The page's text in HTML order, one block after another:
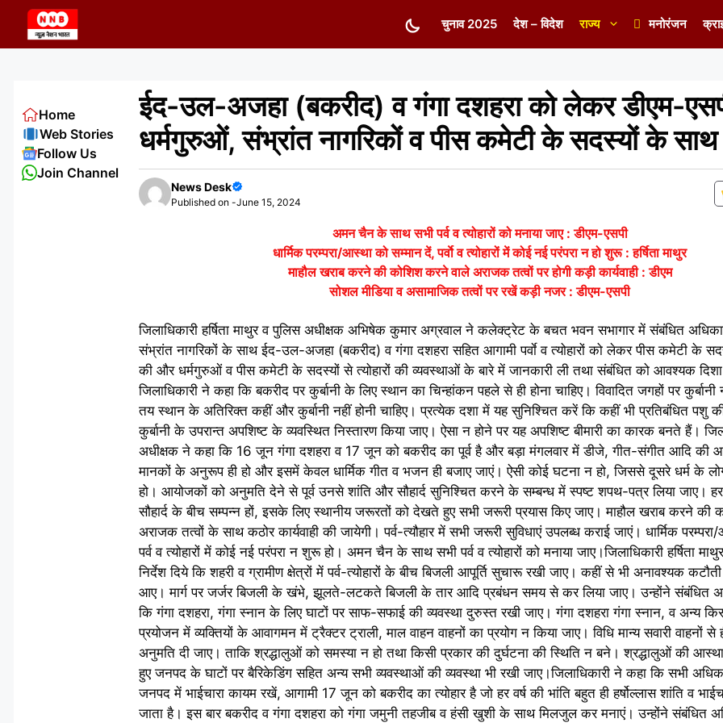
content
चुनाव 2025 देश – विदेश राज्य मनोरंजन
ईद-उल-अजहा (बकरीद) व गंगा दशहरा को लेकर डीएम-
धर्मगुरुओं, संभ्रांत नागरिकों व पीस कमेटी के सदस्यों के
News Desk
Published on -June 15, 2024
अमन चैन के साथ सभी पर्व व त्योहारों को मनाया जाए : डीएम-एसपी
धार्मिक परम्परा/आस्था को सम्मान दें, पर्वाे व त्योहारों में कोई नई परंपरा न हो शुरू : हर्षिता माथुर
माहौल खराब करने की कोशिश करने वाले अराजक तत्वों पर होगी कड़ी कार्यवाही : डीएम
सोशल मीडिया व असामाजिक तत्वों पर रखें कड़ी नजर : डीएम-एसपी
जिलाधिकारी हर्षिता माथुर व पुलिस अधीक्षक अभिषेक कुमार अग्रवाल ने कलेक्ट्रेट के बचत भवन सभागार में संबंधित
संभ्रांत नागरिकों के साथ ईद-उल-अजहा (बकरीद) व गंगा दशहरा सहित आगामी पर्वाे व त्योहारों को लेकर पीस कमेटी के
की और धर्मगुरुओं व पीस कमेटी के सदस्यों से त्योहारों की व्यवस्थाओं के बारे में जानकारी ली तथा संबंधित को आवश्यक दिशा
जिलाधिकारी ने कहा कि बकरीद पर कुर्बानी के लिए स्थान का चिन्हांकन पहले से ही होना चाहिए। विवादित जगहों पर कुर्बानी
तय स्थान के अतिरिक्त कहीं और कुर्बानी नहीं होनी चाहिए। प्रत्येक दशा में यह सुनिश्चित करें कि कहीं भी प्रतिबंधित पशु की
कुर्बानी के उपरान्त अपशिष्ट के व्यवस्थित निस्तारण किया जाए। ऐसा न होने पर यह अपशिष्ट बीमारी का कारक बनते हैं।
अधीक्षक ने कहा कि 16 जून गंगा दशहरा व 17 जून को बकरीद का पूर्व है और बड़ा मंगलवार में डीजे, गीत-संगीत आदि की
मानकों के अनुरूप ही हो और इसमें केवल धार्मिक गीत व भजन ही बजाए जाएं। ऐसी कोई घटना न हो, जिससे दूसरे धर्म के
हो। आयोजकों को अनुमति देने से पूर्व उनसे शांति और सौहार्द सुनिश्चित करने के सम्बन्ध में स्पष्ट शपथ-पत्र लिया जाए। हर
सौहार्द के बीच सम्पन्न हों, इसके लिए स्थानीय जरूरतों को देखते हुए सभी जरूरी प्रयास किए जाए। माहौल खराब करने की
अराजक तत्वों के साथ कठोर कार्यवाही की जायेगी। पर्व-त्यौहार में सभी जरूरी सुविधाएं उपलब्ध कराई जाएं। धार्मिक
पर्व व त्योहारों में कोई नई परंपरा न शुरू हो। अमन चैन के साथ सभी पर्व व त्योहारों को मनाया जाए।जिलाधिकारी हर्षिता
निर्देश दिये कि शहरी व ग्रामीण क्षेत्रों में पर्व-त्योहारों के बीच बिजली आपूर्ति सुचारू रखी जाए। कहीं से भी अनावश्यक
आए। मार्ग पर जर्जर बिजली के खंभे, झूलते-लटकते बिजली के तार आदि प्रबंधन समय से कर लिया जाए। उन्होंने संबंधित
कि गंगा दशहरा, गंगा स्नान के लिए घाटों पर साफ-सफाई की व्यवस्था दुरुस्त रखी जाए। गंगा दशहरा गंगा स्नान, व अन्य
प्रयोजन में व्यक्तियों के आवागमन में ट्रैक्टर ट्राली, माल वाहन वाहनों का प्रयोग न किया जाए। विधि मान्य सवारी वाहनों
अनुमति दी जाए। ताकि श्रद्धालुओं को समस्या न हो तथा किसी प्रकार की दुर्घटना की स्थिति न बने। श्रद्धालुओं की
हुए जनपद के घाटों पर बैरिकेडिंग सहित अन्य सभी व्यवस्थाओं की व्यवस्था भी रखी जाए।जिलाधिकारी ने कहा कि सभी
जनपद में भाईचारा कायम रखें, आगामी 17 जून को बकरीद का त्योहार है जो हर वर्ष की भांति बहुत ही हर्षोल्लास शांति व
जाता है। इस बार बकरीद व गंगा दशहरा को गंगा जमुनी तहजीब व हंसी खुशी के साथ मिलजुल कर मनाएं। उन्होंने संबंधित
Home
Web Stories
Follow Us
Join Channel